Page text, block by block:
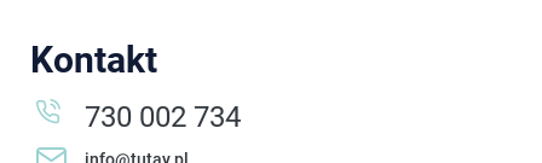
Kontakt
730 002 734